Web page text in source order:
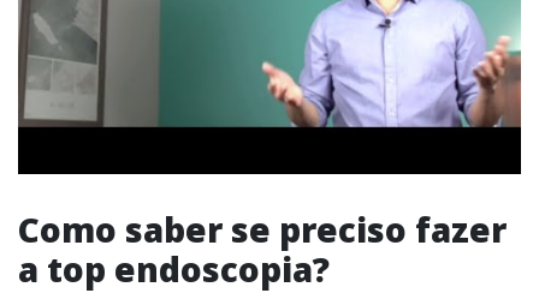
Como saber se preciso fazer
a top endoscopia?